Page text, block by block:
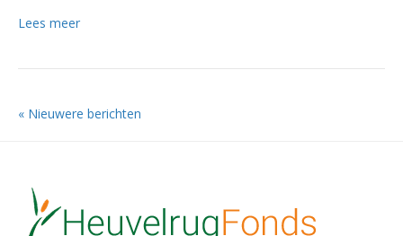
Lees meer
« Nieuwere berichten